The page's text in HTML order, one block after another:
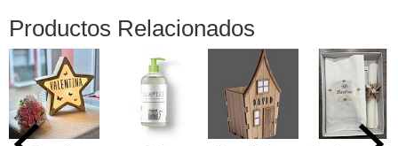
Productos Relacionados